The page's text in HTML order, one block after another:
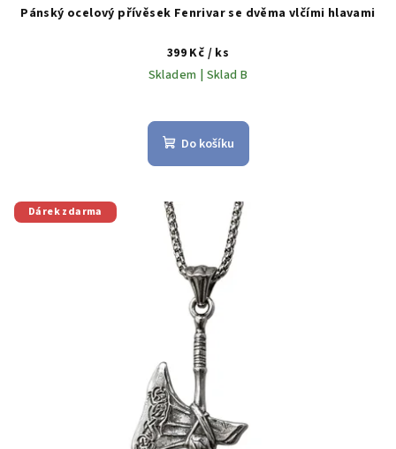
Pánský ocelový přívěsek Fenrivar se dvěma vlčími hlavami
399 Kč / ks
Skladem | Sklad B
Do košíku
Dárek zdarma